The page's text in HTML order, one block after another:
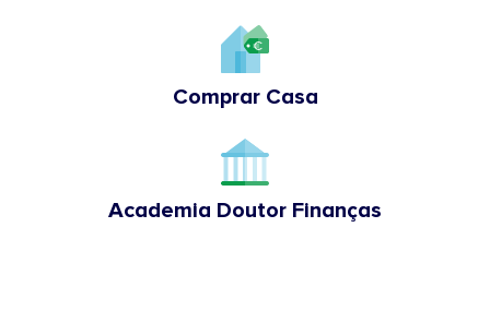
Comprar Casa
Academia Doutor Finanças